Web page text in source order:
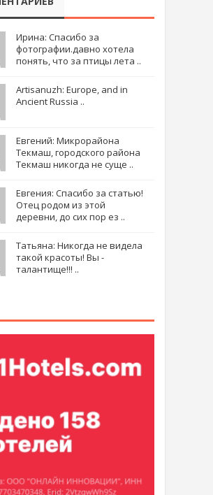
Ирина: Спасибо за
фотографии.давно хотела
понять, что за птицы лета ..
Artisanuzh: Europe, and in
Ancient Russia ..
Евгений: Микрорайона
Текмаш, городского района
Текмаш никогда не суще ..
Евгения: Спасибо за статью!
Отец родом из этой
деревни, до сих пор ез ..
Татьяна: Никогда не видела
такой красоты! Вы -
талантище!!! ..